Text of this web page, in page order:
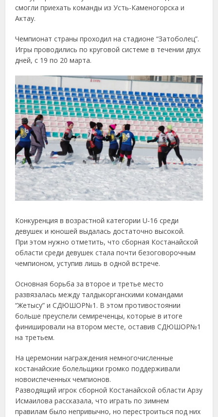
смогли приехать команды из Усть-Каменогорска и
Актау.
Чемпионат страны проходил на стадионе “Затоболец”.
Игры проводились по круговой системе в течении двух
дней, с 19 по 20 марта.
Конкуренция в возрастной категории U-16 среди
девушек и юношей выдалась достаточно высокой.
При этом нужно отметить, что сборная Костанайской
области среди девушек стала почти безоговорочным
чемпионом, уступив лишь в одной встрече.
Основная борьба за второе и третье место
развязалась между талдыкорганскими командами
“Жетысу” и СДЮШОР№1. В этом противостоянии
больше преуспели семиреченцы, которые в итоге
финишировали на втором месте, оставив СДЮШОР№1
на третьем.
На церемонии награждения немногочисленные
костанайские болельщики громко поддерживали
новоиспеченных чемпионов.
Разводящий игрок сборной Костанайской области Арзу
Исмаилова рассказала, что играть по зимнем
правилам было непривычно, но перестроиться под них